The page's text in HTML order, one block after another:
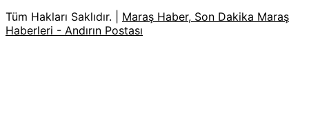
Tüm Hakları Saklıdır. | Maraş Haber, Son Dakika Maraş
Haberleri - Andırın Postası